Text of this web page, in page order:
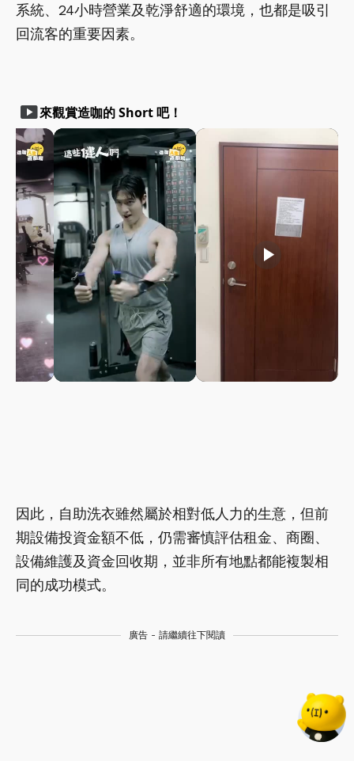
系統、24小時營業及乾淨舒適的環境，也都是吸引
回流客的重要因素。
smart_display來觀賞造咖的 Short 吧！
play_arrow play_arrow
因此，自助洗衣雖然屬於相對低人力的生意，但前
期設備投資金額不低，仍需審慎評估租金、商圈、
設備維護及資金回收期，並非所有地點都能複製相
同的成功模式。
廣告 - 請繼續往下閱讀